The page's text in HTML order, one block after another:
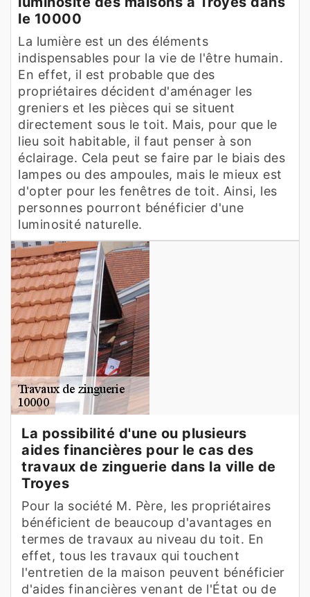
le 10000
La lumière est un des éléments
indispensables pour la vie de l'être humain.
En effet, il est probable que des
propriétaires décident d'aménager les
greniers et les pièces qui se situent
directement sous le toit. Mais, pour que le
lieu soit habitable, il faut penser à son
éclairage. Cela peut se faire par le biais des
lampes ou des ampoules, mais le mieux est
d'opter pour les fenêtres de toit. Ainsi, les
personnes pourront bénéficier d'une
luminosité naturelle.
La possibilité d'une ou plusieurs
aides financières pour le cas des
travaux de zinguerie dans la ville de
Troyes
Pour la société M. Père, les propriétaires
bénéficient de beaucoup d'avantages en
termes de travaux au niveau du toit. En
effet, tous les travaux qui touchent
l'entretien de la maison peuvent bénéficier
d'aides financières venant de l'État ou de